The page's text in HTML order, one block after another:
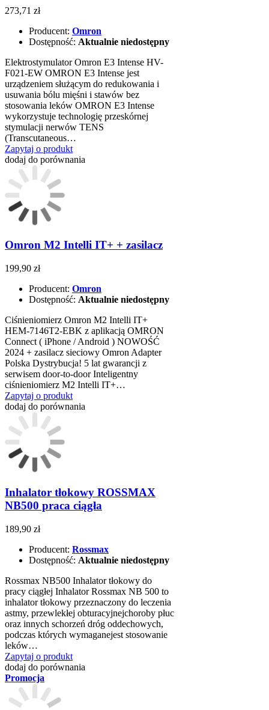
273,71 zł
Producent: Omron
Dostępność: Aktualnie niedostępny
Elektrostymulator Omron E3 Intense HV-
F021-EW OMRON E3 Intense jest
urządzeniem służącym do redukowania i
usuwania bólu mięśni i stawów bez
stosowania leków OMRON E3 Intense
wykorzystuje technologię przeskórnej
stymulacji nerwów TENS
(Transcutaneous…
Zapytaj o produkt
dodaj do porównania
Omron M2 Intelli IT+ + zasilacz
199,90 zł
Producent: Omron
Dostępność: Aktualnie niedostępny
Ciśnieniomierz Omron M2 Intelli IT+
HEM-7146T2-EBK z aplikacją OMRON
Connect ( iPhone / Android ) NOWOŚĆ
2024 + zasilacz sieciowy Omron Adapter
Polska Dystrybucja! 5 lat gwarancji z
serwisem door-to-door Inteligentny
ciśnieniomierz M2 Intelli IT+…
Zapytaj o produkt
dodaj do porównania
Inhalator tłokowy ROSSMAX
NB500 praca ciągła
189,90 zł
Producent: Rossmax
Dostępność: Aktualnie niedostępny
Rossmax NB500 Inhalator tłokowy do
pracy ciągłej Inhalator Rossmax NB 500 to
inhalator tłokowy przeznaczony do leczenia
astmy, przewlekłej obturacyjnejchoroby płuc
oraz innych schorzeń dróg oddechowych,
podczas których wymaganejest stosowanie
leków…
Zapytaj o produkt
dodaj do porównania
Promocja